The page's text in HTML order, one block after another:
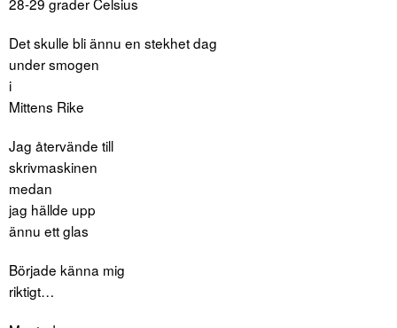
Det skulle bli ännu en stekhet dag
under smogen
i
Mittens Rike
Jag återvände till
skrivmaskinen
medan
jag hällde upp
ännu ett glas
Började känna mig
riktigt…